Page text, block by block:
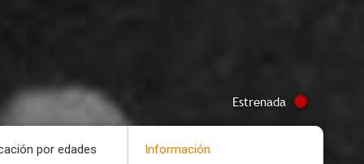
Estrenada
por edades Información